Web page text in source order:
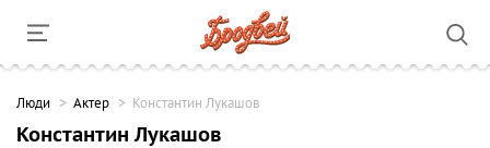
Люди Актер Константин Лукашов
Константин Лукашов